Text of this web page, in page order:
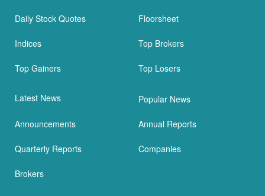
Daily Stock Quotes Floorsheet
Indices Top Brokers
Top Gainers Top Losers
Latest News Popular News
Announcements Annual Reports
Quarterly Reports Companies
Brokers